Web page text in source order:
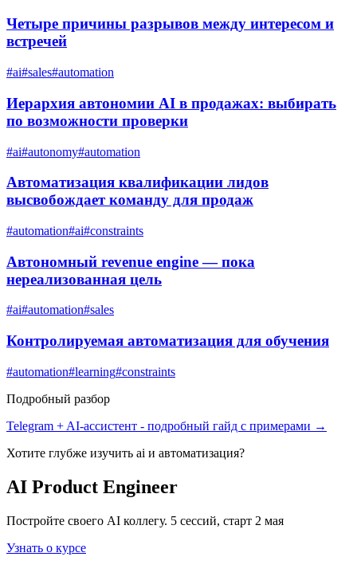
Четыре причины разрывов между интересом и
встречей
#ai#sales#automation
Иерархия автономии AI в продажах: выбирать
по возможности проверки
#ai#autonomy#automation
Автоматизация квалификации лидов
высвобождает команду для продаж
#automation#ai#constraints
Автономный revenue engine — пока
нереализованная цель
#ai#automation#sales
Контролируемая автоматизация для обучения
#automation#learning#constraints
Подробный разбор
Telegram + AI-ассистент - подробный гайд с примерами →
Хотите глубже изучить ai и автоматизация?
AI Product Engineer
Постройте своего AI коллегу. 5 сессий, старт 2 мая
Узнать о курсе